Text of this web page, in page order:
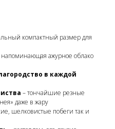
компактный размер для
напоминающая ажурное облако
в каждой
– тончайшие резные
даже в жару
шелковистые побеги так и